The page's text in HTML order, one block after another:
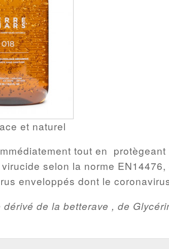
et naturel
tout en
selon la norme
enveloppés dont le
de la betterave , de